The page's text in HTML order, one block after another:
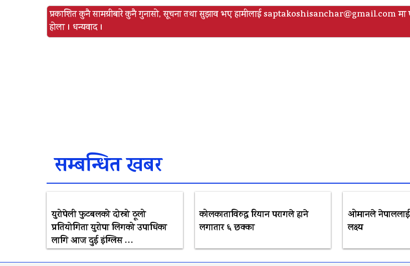
प्रकाशित कुनै सामग्रीबारे कुनै गुनासो, सूचना तथा सुझाव भए हामीलाईsaptakoshisanchar@gmail.com मा
होला । धन्यवाद ।
सम्बन्धित खबर
युरोपेली फुटबलको दोस्रो ठूलो
प्रतियोगिता युरोपा लिगको उपाधिका
लागि आज दुई इंग्लिस …
कोलकाताविरुद्ध रियान परागले हाने
लगातार ६ छक्का
ओमानले नेपाललाई
लक्ष्य